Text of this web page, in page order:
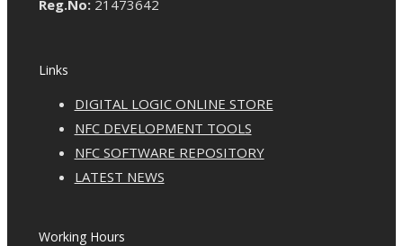
Reg.No:21473642
Links
DIGITAL LOGIC ONLINE STORE
NFC DEVELOPMENT TOOLS
NFC SOFTWARE REPOSITORY
LATEST NEWS
Working Hours